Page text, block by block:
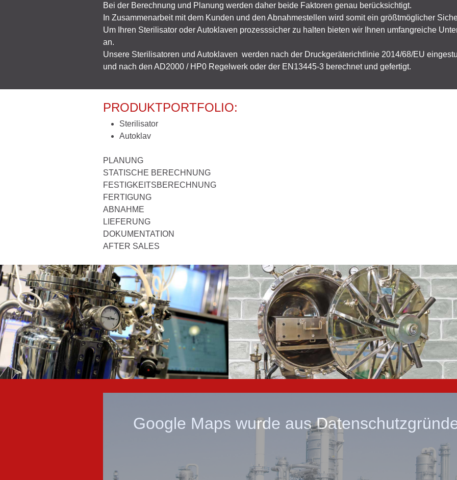
Bei der Berechnung und Planung werden daher beide Faktoren genau berücksichtigt.
In Zusammenarbeit mit dem Kunden und den Abnahmestellen wird somit ein größtmöglicher
Um Ihren Sterilisator oder Autoklaven prozesssicher zu halten bieten wir Ihnen umfangreiche
an.
Unsere Sterilisatoren und Autoklaven werden nach der Druckgeräterichtlinie 2014/68/EU
und nach den AD2000 / HP0 Regelwerk oder der EN13445-3 berechnet und gefertigt.
PRODUKTPORTFOLIO:
Sterilisator
Autoklav
PLANUNG
STATISCHE BERECHNUNG
FESTIGKEITSBERECHNUNG
FERTIGUNG
ABNAHME
LIEFERUNG
DOKUMENTATION
AFTER SALES
Google Maps wurde aus